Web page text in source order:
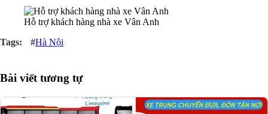
Hỗ trợ khách hàng nhà xe Vân Anh
#Hà Nội
Bài viết tương tự